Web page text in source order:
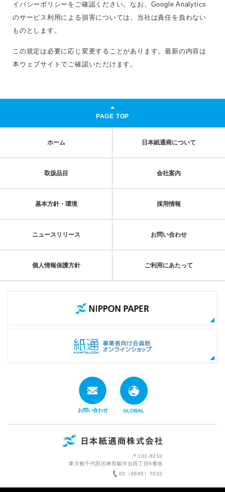
イバシーポリシーをご確認ください。なお、Google Analytics
のサービス利用による損害については、当社は責任を負わない
ものとします。
この規定は必要に応じ変更することがあります。最新の内容は
本ウェブサイトでご確認いただけます。
PAGE TOP
ホーム 日本紙通商について
取扱品目 会社案内
基本方針・環境 採用情報
ニュースリリース お問い合わせ
個人情報保護方針 ご利用にあたって
お問い合わせ GLOBAL
〒101-8210
東京都千代田区神田駿河台四丁目6番地
03（6665）7032